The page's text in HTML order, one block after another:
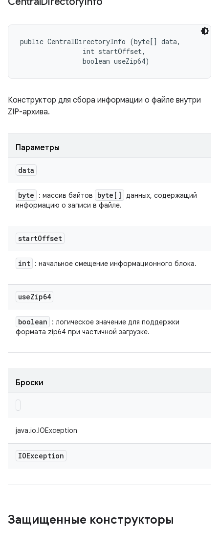
public CentralDirectoryInfo (byte[] data,
                int startOffset,
                boolean useZip64)
Конструктор для сбора информации о файле внутри
ZIP-архива.
Параметры
data
byte : массив байтов byte[]
данных, содержащий
информацию о записи в файле.
startOffset
int : начальное смещение информационного блока.
useZip64
boolean
: логическое значение для поддержки
формата zip64 при частичной загрузке.
Броски
java.io.IOException
IOException
Защищенные конструкторы